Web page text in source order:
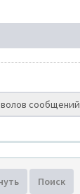
сообщений
Поиск